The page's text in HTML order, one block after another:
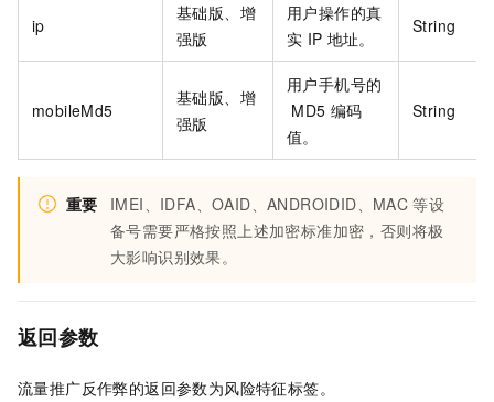
ip
基础版、增
强版
用户操作的真
实 IP 地址。
String
mobileMd5
基础版、增
强版
用户手机号的
MD5 编码
值。
String
重要 IMEI、IDFA、OAID、ANDROIDID、MAC 等设
备号需要严格按照上述加密标准加密，否则将极
大影响识别效果。
返回参数
流量推广反作弊的返回参数为风险特征标签。